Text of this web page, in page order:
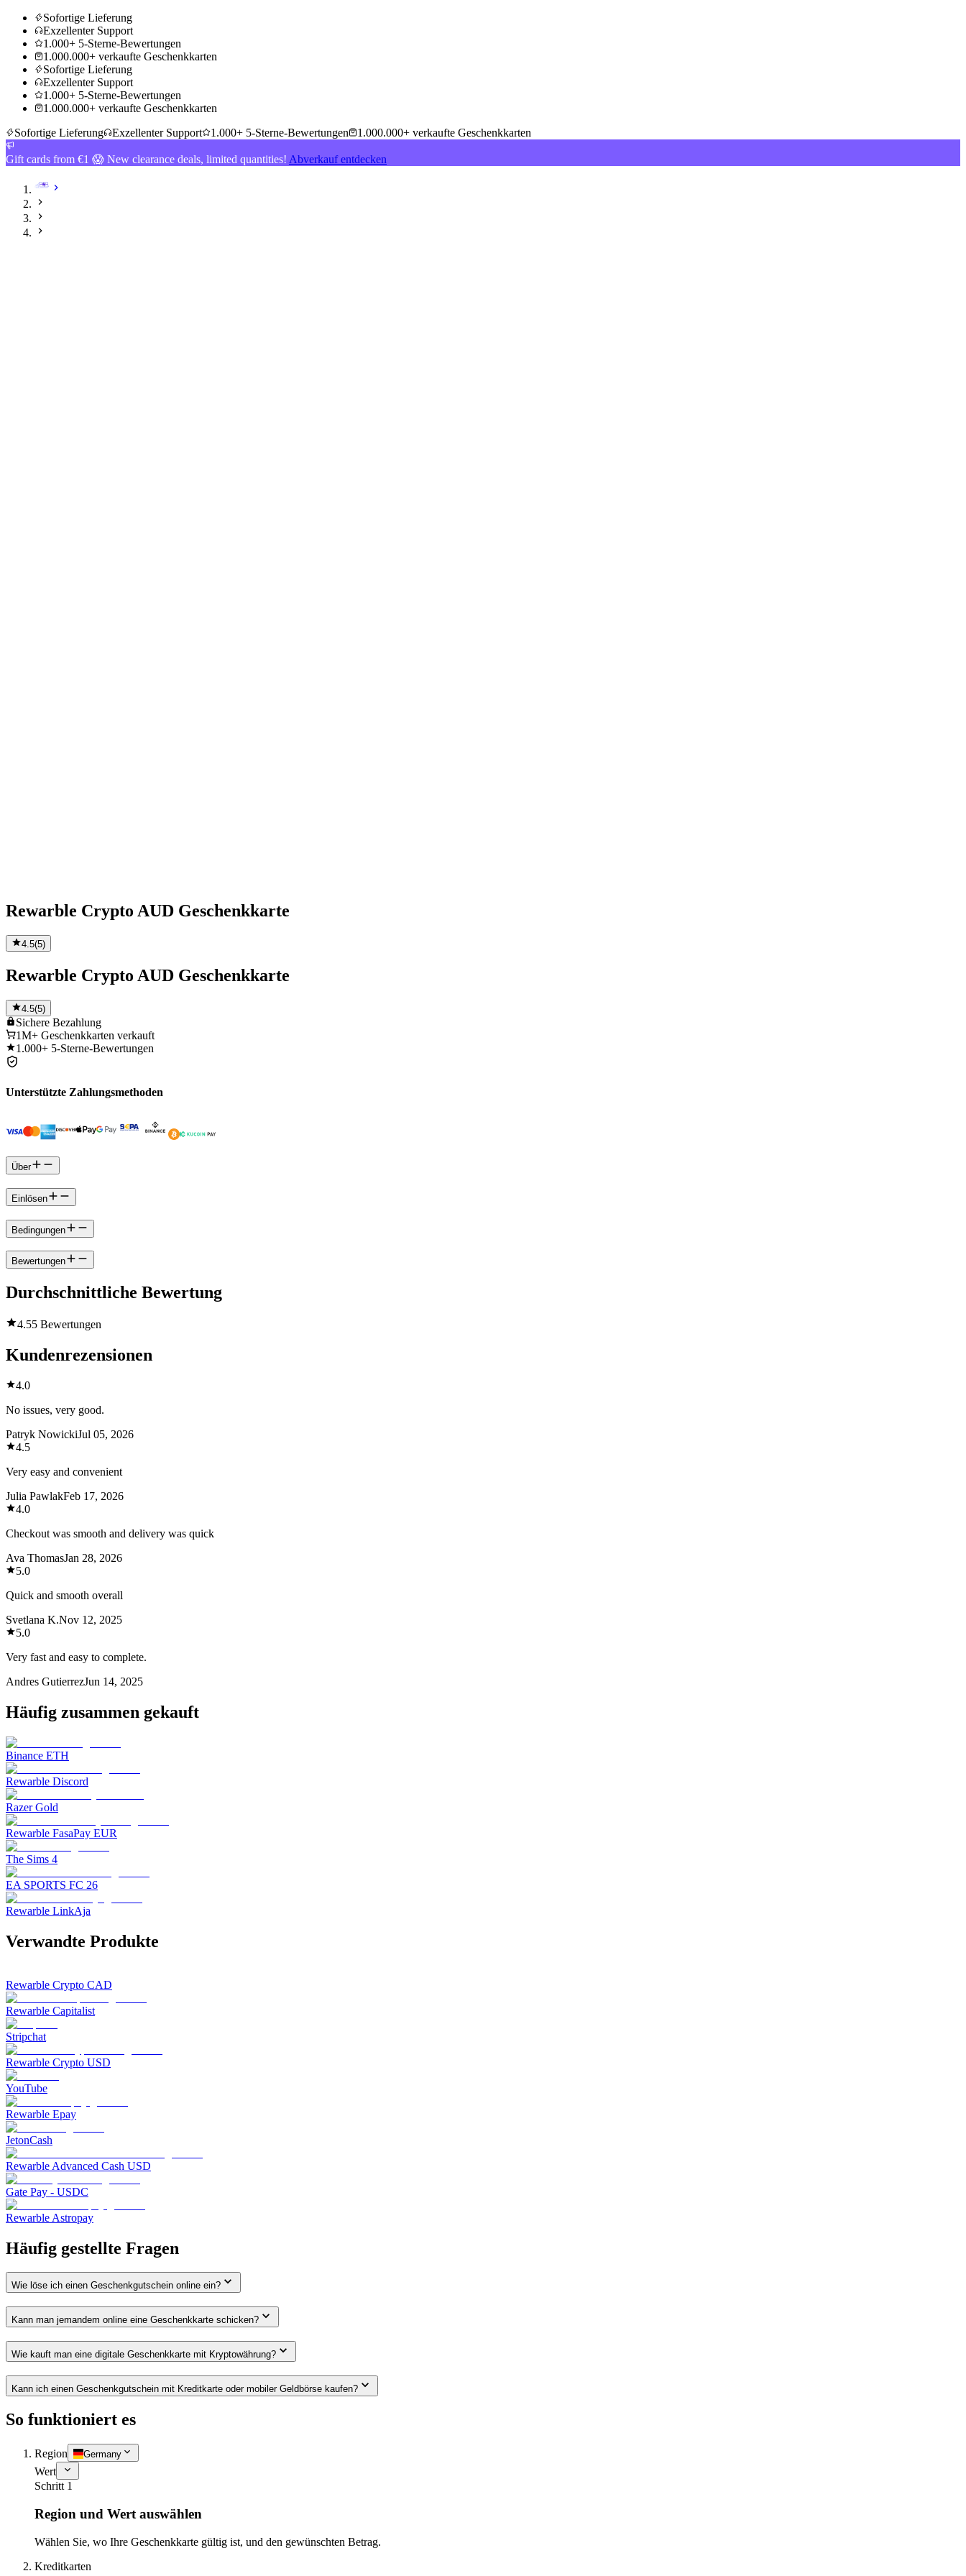
Sofortige Lieferung
Exzellenter Support
1.000+ 5-Sterne-Bewertungen
1.000.000+ verkaufte Geschenkkarten
Sofortige Lieferung
Exzellenter Support
1.000+ 5-Sterne-Bewertungen
1.000.000+ verkaufte Geschenkkarten
Sofortige Lieferung
Exzellenter Support 1.000+ 5-Sterne-Bewertungen 1.000.000+ verkaufte Geschenkkarten
Gift cards from €1 😱 New clearance deals, limited quantities! Abverkauf entdecken
Rewarble Crypto AUD Geschenkkarte
4.5(5)
Rewarble Crypto AUD Geschenkkarte
4.5(5)
Sichere Bezahlung
1M+ Geschenkkarten verkauft
1.000+ 5-Sterne-Bewertungen
Unterstützte Zahlungsmethoden
Über
Einlösen
Bedingungen
Bewertungen
Durchschnittliche Bewertung
4.55 Bewertungen
Kundenrezensionen
4.0
No issues, very good.
Patryk NowickiJul 05, 2026
4.5
Very easy and convenient
Julia PawlakFeb 17, 2026
4.0
Checkout was smooth and delivery was quick
Ava ThomasJan 28, 2026
5.0
Quick and smooth overall
Svetlana K.Nov 12, 2025
5.0
Very fast and easy to complete.
Andres GutierrezJun 14, 2025
Häufig zusammen gekauft
Binance ETH
Rewarble Discord
Razer Gold
Rewarble FasaPay EUR
The Sims 4
EA SPORTS FC 26
Rewarble LinkAja
Verwandte Produkte
Rewarble Crypto CAD
Rewarble Capitalist
Stripchat
Rewarble Crypto USD
YouTube
Rewarble Epay
JetonCash
Rewarble Advanced Cash USD
Gate Pay - USDC
Rewarble Astropay
Häufig gestellte Fragen
Wie löse ich einen Geschenkgutschein online ein?
Kann man jemandem online eine Geschenkkarte schicken?
Wie kauft man eine digitale Geschenkkarte mit Kryptowährung?
Kann ich einen Geschenkgutschein mit Kreditkarte oder mobiler Geldbörse kaufen?
So funktioniert es
Region Germany
Wert
Schritt 1
Region und Wert auswählen
Wählen Sie, wo Ihre Geschenkkarte gültig ist, und den gewünschten Betrag.
Kreditkarten